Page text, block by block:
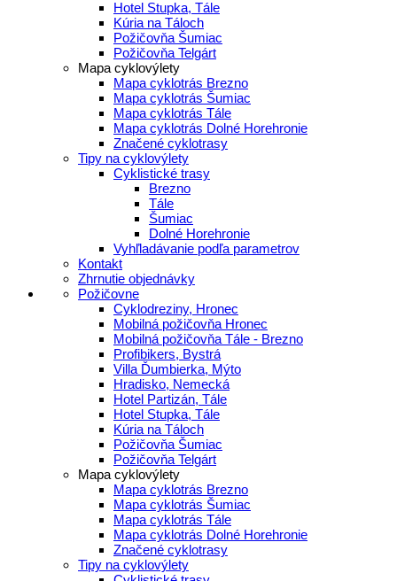
Hotel Stupka, Tále
Kúria na Táloch
Požičovňa Šumiac
Požičovňa Telgárt
Mapa cyklovýlety
Mapa cyklotrás Brezno
Mapa cyklotrás Šumiac
Mapa cyklotrás Tále
Mapa cyklotrás Dolné Horehronie
Značené cyklotrasy
Tipy na cyklovýlety
Cyklistické trasy
Brezno
Tále
Šumiac
Dolné Horehronie
Vyhľladávanie podľa parametrov
Kontakt
Zhrnutie objednávky
Požičovne
Cyklodreziny, Hronec
Mobilná požičovňa Hronec
Mobilná požičovňa Tále - Brezno
Profibikers, Bystrá
Villa Ďumbierka, Mýto
Hradisko, Nemecká
Hotel Partizán, Tále
Hotel Stupka, Tále
Kúria na Táloch
Požičovňa Šumiac
Požičovňa Telgárt
Mapa cyklovýlety
Mapa cyklotrás Brezno
Mapa cyklotrás Šumiac
Mapa cyklotrás Tále
Mapa cyklotrás Dolné Horehronie
Značené cyklotrasy
Tipy na cyklovýlety